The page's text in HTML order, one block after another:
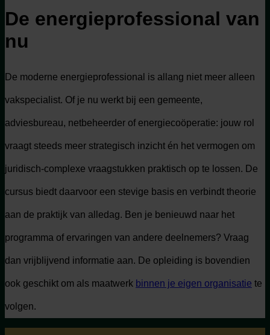
De energieprofessional van
nu
De moderne energieprofessional is allang niet meer alleen
vakspecialist. Of je nu werkt bij een gemeente,
adviesbureau, netbeheerder of energiecoöperatie: jouw rol
vraagt steeds meer strategisch inzicht én het vermogen om
juridisch-complexe vraagstukken praktisch op te lossen. De
cursus biedt daarvoor een stevige basis en verbindt theorie
aan de praktijk van alledag. Ben je benieuwd naar het
programma of ervaringen van andere deelnemers? Vraag
dan vrijblijvend informatie aan. De opleiding is bovendien
ook geschikt om als maatwerk binnen je eigen organisatie te
volgen.